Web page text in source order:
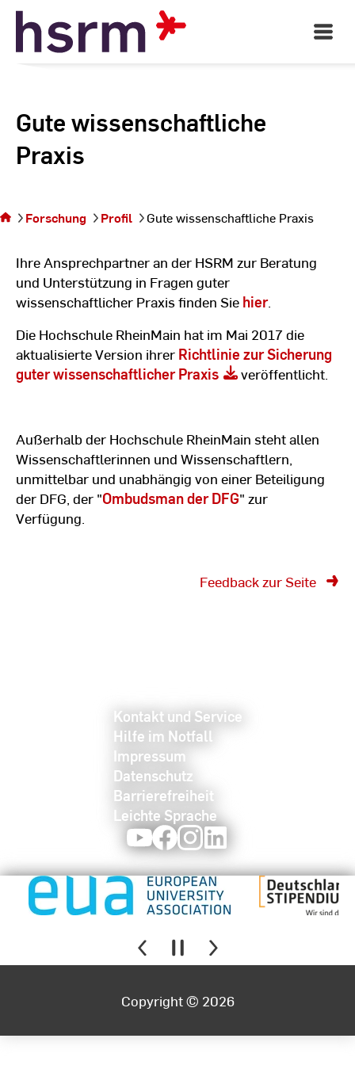
Skip
Content
Open
Main
Gute wissenschaftliche
Praxis
auf der Seite Gute
wissenschaftliche
Forschung Profil Gute wissenschaftliche Praxis
Ihre Ansprechpartner an der HSRM zur Beratung
und Unterstützung in Fragen guter
wissenschaftlicher Praxis finden Sie hier.
Die Hochschule RheinMain hat im Mai 2017 die
aktualisierte Version ihrer Richtlinie zur Sicherung
guter wissenschaftlicher Praxis
veröffentlicht.
Außerhalb der Hochschule RheinMain steht allen
Wissenschaftlerinnen und Wissenschaftlern,
unmittelbar und unabhängig von einer Beteiligung
der DFG, der "Ombudsman der DFG" zur
Verfügung.
Feedback zur Seite
Kontakt und Service
Hilfe im Notfall
Impressum
Datenschutz
Barrierefreiheit
Leichte Sprache
YoutubeFacebookInstagram
Copyright © 2026